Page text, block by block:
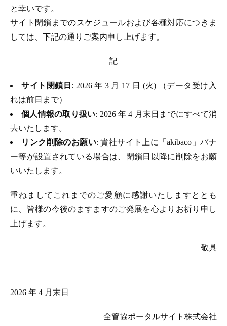
と幸いです。
サイト閉鎖までのスケジュールおよび各種対応につきま
しては、下記の通りご案内申し上げます。
記
サイト閉鎖日 : 2026 年 3 月 17 日 (火) （データ受け入
れは前日まで）
個人情報の取り扱い: 2026 年 4 月末日までにすべて消
去いたします。
リンク削除のお願い: 貴社サイト上に「akibaco」バナ
ー等が設置されている場合は、閉鎖日以降に削除をお願
いいたします。
重ねましてこれまでのご愛顧に感謝いたしますととも
に、皆様の今後のますますのご発展を心よりお祈り申し
上げます。
敬具
2026 年 4 月末日
全管協ポータルサイト株式会社